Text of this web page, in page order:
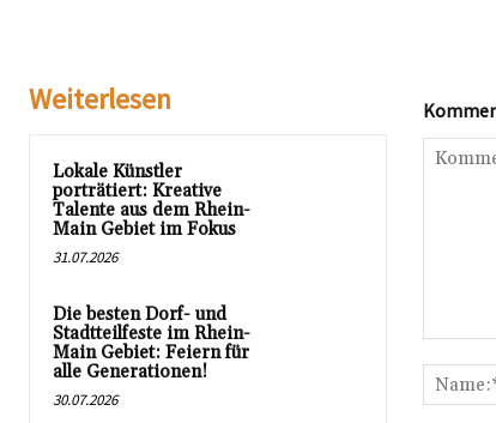
Weiterlesen
Lokale Künstler
porträtiert: Kreative
Talente aus dem Rhein-
Main Gebiet im Fokus
31.07.2026
Die besten Dorf- und
Stadtteilfeste im Rhein-
Main Gebiet: Feiern für
alle Generationen!
30.07.2026